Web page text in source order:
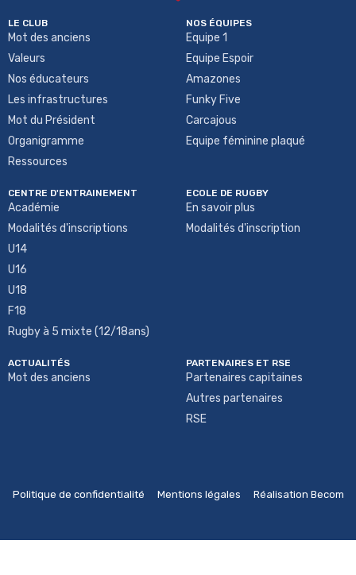
LE CLUB
Mot des anciens
Valeurs
Nos éducateurs
Les infrastructures
Mot du Président
Organigramme
Ressources
NOS ÉQUIPES
Equipe 1
Equipe Espoir
Amazones
Funky Five
Carcajous
Equipe féminine plaqué
CENTRE D'ENTRAINEMENT
Académie
Modalités d'inscriptions
U14
U16
U18
F18
Rugby à 5 mixte (12/18ans)
ECOLE DE RUGBY
En savoir plus
Modalités d'inscription
ACTUALITÉS
Mot des anciens
PARTENAIRES ET RSE
Partenaires capitaines
Autres partenaires
RSE
Politique de confidentialité Mentions légales Réalisation Becom